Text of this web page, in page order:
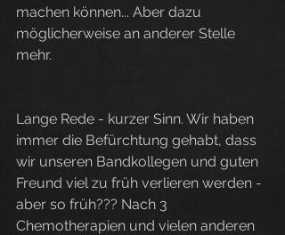
machen können... Aber dazu
möglicherweise an anderer Stelle
mehr.
Lange Rede - kurzer Sinn. Wir haben
immer die Befürchtung gehabt, dass
wir unseren Bandkollegen und guten
Freund viel zu früh verlieren werden -
aber so früh??? Nach 3
Chemotherapien und vielen anderen